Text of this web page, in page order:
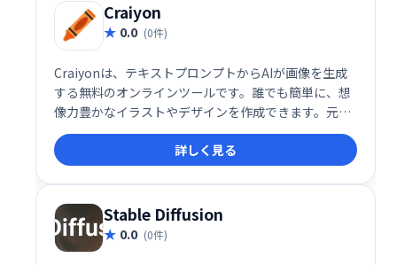
Craiyon
0.0 (0件)
Craiyonは、テキストプロンプトからAIが画像を生成
する無料のオンラインツールです。誰でも簡単に、想
像力豊かなイラストやデザインを作成できます。元々
はDALL-E miniとして人気を博し、現在はCraiyonと
して進化を続けています。初心者からプロまで、手軽
にAIによる画像生成を楽しめるサービスです。直感的
なインターフェースで、創造性を自由に羽ばたかせま
しょう。
詳しく見る
Stable Diffusion
0.0 (0件)